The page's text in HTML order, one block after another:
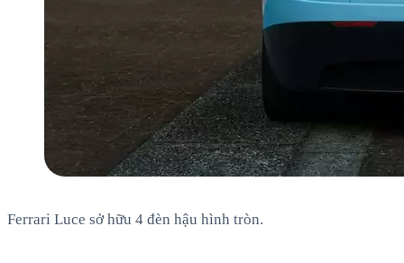
Ferrari Luce sở hữu 4 đèn hậu hình tròn.